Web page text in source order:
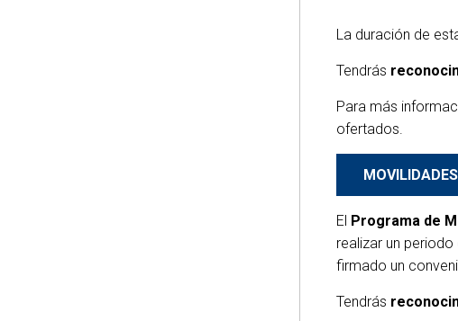
La duración de
Tendrás
Para más
ofertados.
El Programa de
realizar un
firmado un
Tendrás